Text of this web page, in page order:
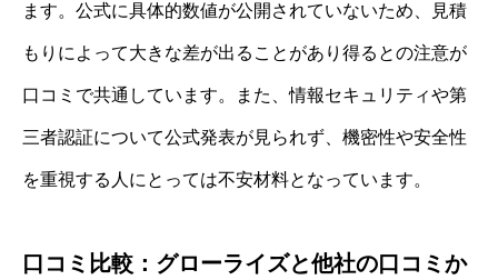
ます。公式に具体的数値が公開されていないため、見積
もりによって大きな差が出ることがあり得るとの注意が
口コミで共通しています。また、情報セキュリティや第
三者認証について公式発表が見られず、機密性や安全性
を重視する人にとっては不安材料となっています。
口コミ比較：グローライズと他社の口コミか